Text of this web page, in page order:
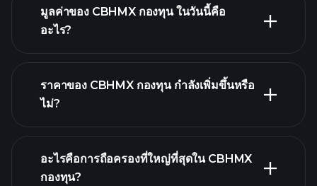
มูลค่าของ CBHMX กองทุน ในวันนี้คือ
อะไร?
ราคาของ CBHMX กองทุน กำลังเพิ่มขึ้นหรือ
ไม่?
อะไรคือการถือครองที่ใหญ่ที่สุดใน CBHMX
กองทุน?